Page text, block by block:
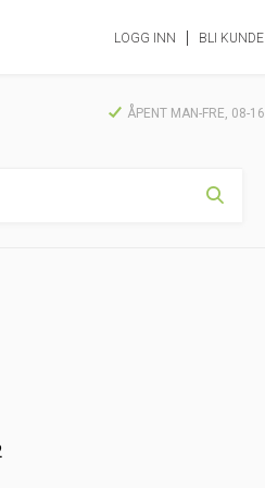
LOGG INN BLI KUNDE
ÅPENT MAN-FRE, 08-16